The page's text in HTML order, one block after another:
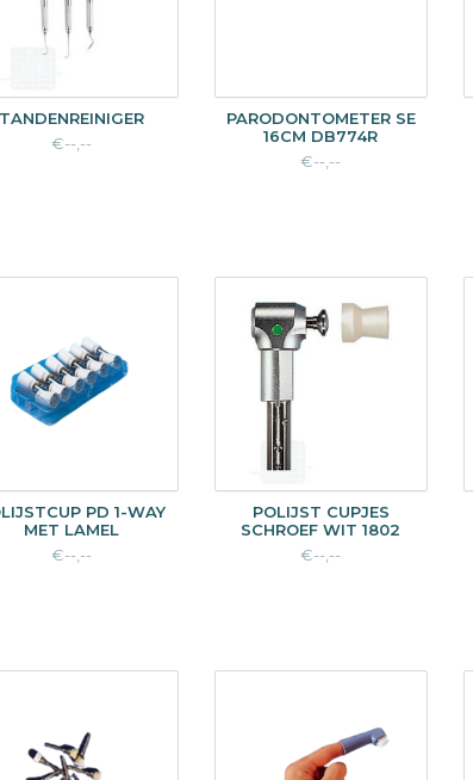
€--,--
PARODONTOMETER SE
16CM DB774R
€--,--
PD 1-WAY
MET LAMEL
€--,--
POLIJST CUPJES
SCHROEF WIT 1802
€--,--